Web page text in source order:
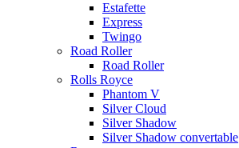
Estafette
Express
Twingo
Road Roller
Road Roller
Rolls Royce
Phantom V
Silver Cloud
Silver Shadow
Silver Shadow convertable